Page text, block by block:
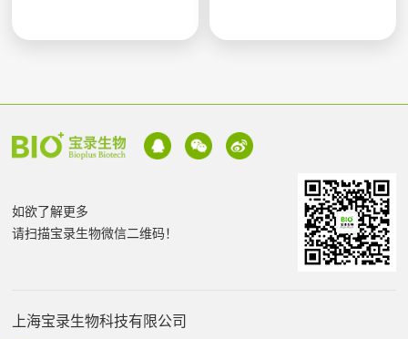
如欲了解更多
请扫描宝录生物微信二维码！
上海宝录生物科技有限公司